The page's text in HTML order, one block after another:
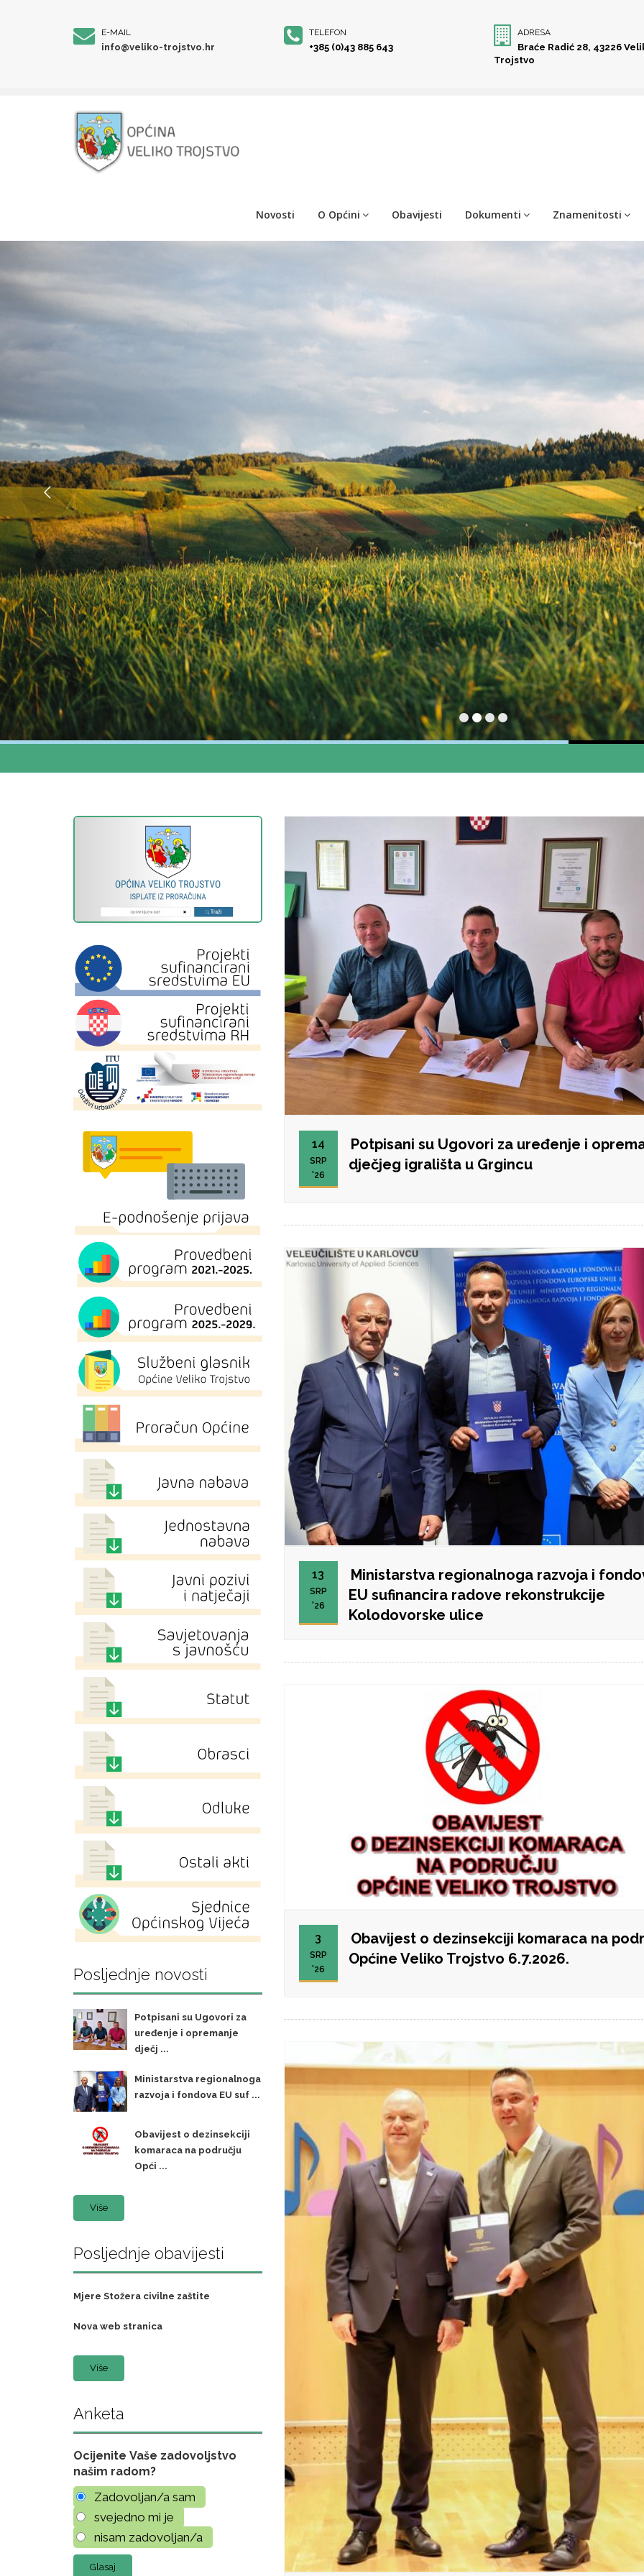
E-MAIL
info@veliko-trojstvo.hr
TELEFON
+385 (0)43 885 643
ADRESA
Braće Radić 28, 43226
Trojstvo
Novosti O Općini Obavijesti Dokumenti Znamenitosti
Posljednje novosti
Potpisani su Ugovori za
uređenje i opremanje
dječj ...
Ministarstva regionalnoga
razvoja i fondova EU suf ...
Obavijest o dezinsekciji
komaraca na području
Opći ...
Više
Posljednje obavijesti
Mjere Stožera civilne zaštite
Nova web stranica
Više
Anketa
Ocijenite Vaše zadovoljstvo
našim radom?
Zadovoljan/a sam
svejedno mi je
nisam zadovoljan/a
14
SRP
'26
Potpisani su Ugovori za uređenje i
dječjeg igrališta u Grgincu
13
SRP
'26
Ministarstva regionalnoga razvoja i
EU sufinancira radove rekonstrukcije
Kolodovorske ulice
3
SRP
'26
Obavijest o dezinsekciji komaraca na
Općine Veliko Trojstvo 6.7.2026.